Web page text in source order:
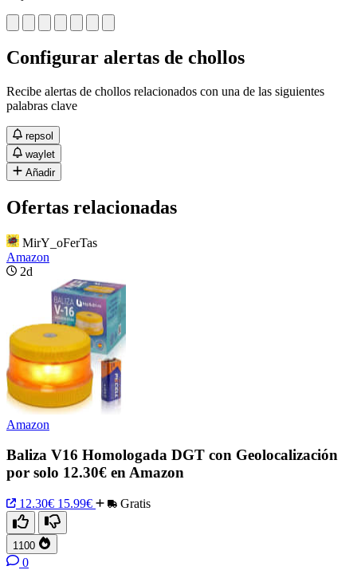
Configurar alertas de chollos
Recibe alertas de chollos relacionados con una de las siguientes
palabras clave
repsol
waylet
Añadir
Ofertas relacionadas
MirY_oFerTas
Amazon
2d
Amazon
Baliza V16 Homologada DGT con Geolocalización
por solo 12.30€ en Amazon
12.30€ 15.99€ Gratis
1100
0